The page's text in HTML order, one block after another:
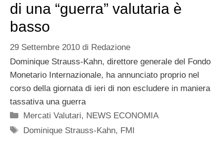
di una “guerra” valutaria è
basso
29 Settembre 2010 di Redazione
Dominique Strauss-Kahn, direttore generale del Fondo
Monetario Internazionale, ha annunciato proprio nel
corso della giornata di ieri di non escludere in maniera
tassativa una guerra
Categorie
Mercati Valutari, NEWS ECONOMIA
Tag
Dominique Strauss-Kahn, FMI